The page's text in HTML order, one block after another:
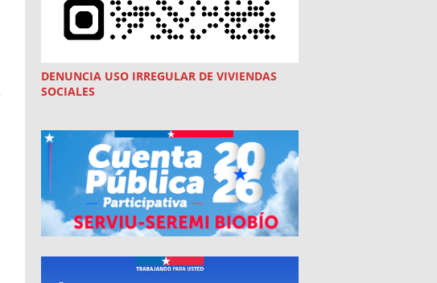
DENUNCIA USO IRREGULAR DE VIVIENDAS
SOCIALES